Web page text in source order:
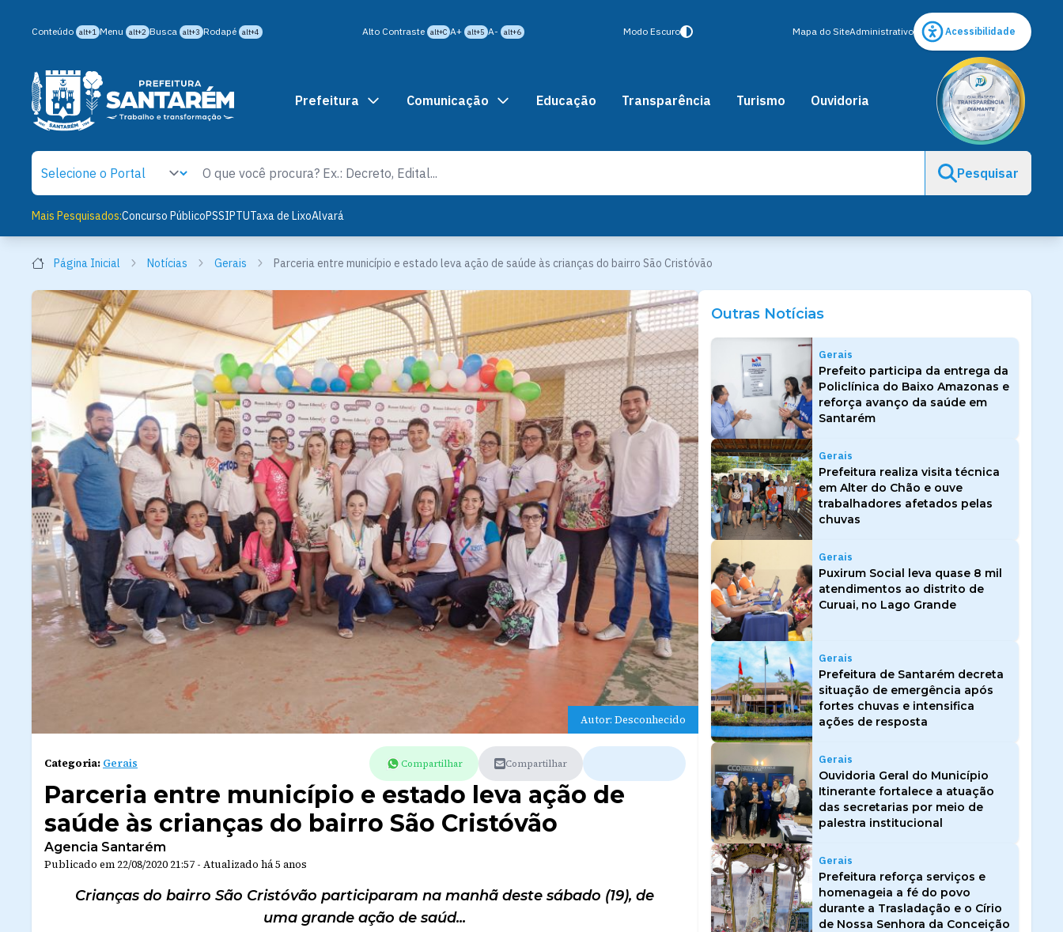
Conteúdo alt+1 Menu alt+2 Busca alt+3 Rodapé alt+4 Alto Contraste alt+C A+ alt+5 A- alt+6 Modo Escuro Mapa do SiteAdministrativo Acessibilidade
Prefeitura Comunicação Educação Transparência Turismo Ouvidoria
Pesquisar
Mais Pesquisados:Concurso PúblicoPSSIPTUTaxa de LixoAlvará
Página Inicial Notícias Gerais Parceria entre município e estado leva ação de saúde às crianças do bairro São Cristóvão
Autor: Desconhecido
Categoria: Gerais Compartilhar Compartilhar
Parceria entre município e estado leva ação de
saúde às crianças do bairro São Cristóvão
Agencia Santarém
Publicado em 22/08/2020 21:57 - Atualizado há 5 anos
Crianças do bairro São Cristóvão participaram na manhã deste sábado (19), de
uma grande ação de saúd...
Outras Notícias
Gerais
Prefeito participa da entrega da
Policlínica do Baixo Amazonas e
reforça avanço da saúde em
Santarém
Gerais
Prefeitura realiza visita técnica
em Alter do Chão e ouve
trabalhadores afetados pelas
chuvas
Gerais
Puxirum Social leva quase 8 mil
atendimentos ao distrito de
Curuai, no Lago Grande
Gerais
Prefeitura de Santarém decreta
situação de emergência após
fortes chuvas e intensifica
ações de resposta
Gerais
Ouvidoria Geral do Município
Itinerante fortalece a atuação
das secretarias por meio de
palestra institucional
Gerais
Prefeitura reforça serviços e
homenageia a fé do povo
durante a Trasladação e o Círio
de Nossa Senhora da Conceição